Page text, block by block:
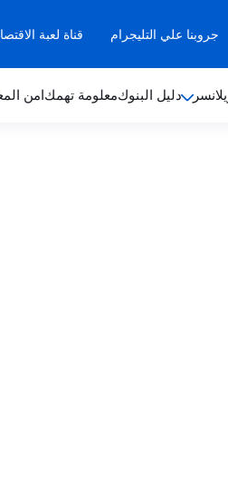
جروبنا علي التليجرام قناة لعبة
دليل البنوكمعلومة تهمكامن